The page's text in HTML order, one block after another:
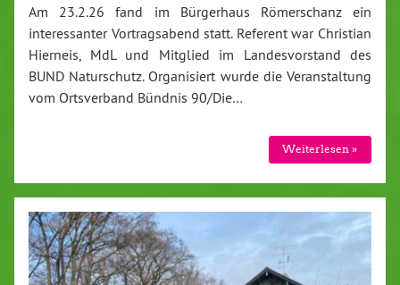
Am 23.2.26 fand im Bürgerhaus Römerschanz ein
interessanter Vortragsabend statt. Referent war Christian
Hierneis, MdL und Mitglied im Landesvorstand des
BUND Naturschutz. Organisiert wurde die Veranstaltung
vom Ortsverband Bündnis 90/Die…
Weiterlesen »